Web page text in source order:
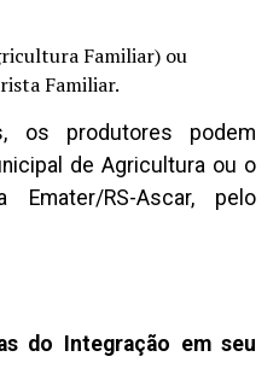
Familiar) ou
Familiar.
os produtores podem
de Agricultura ou o
Emater/RS-Ascar, pelo
do Integração em seu